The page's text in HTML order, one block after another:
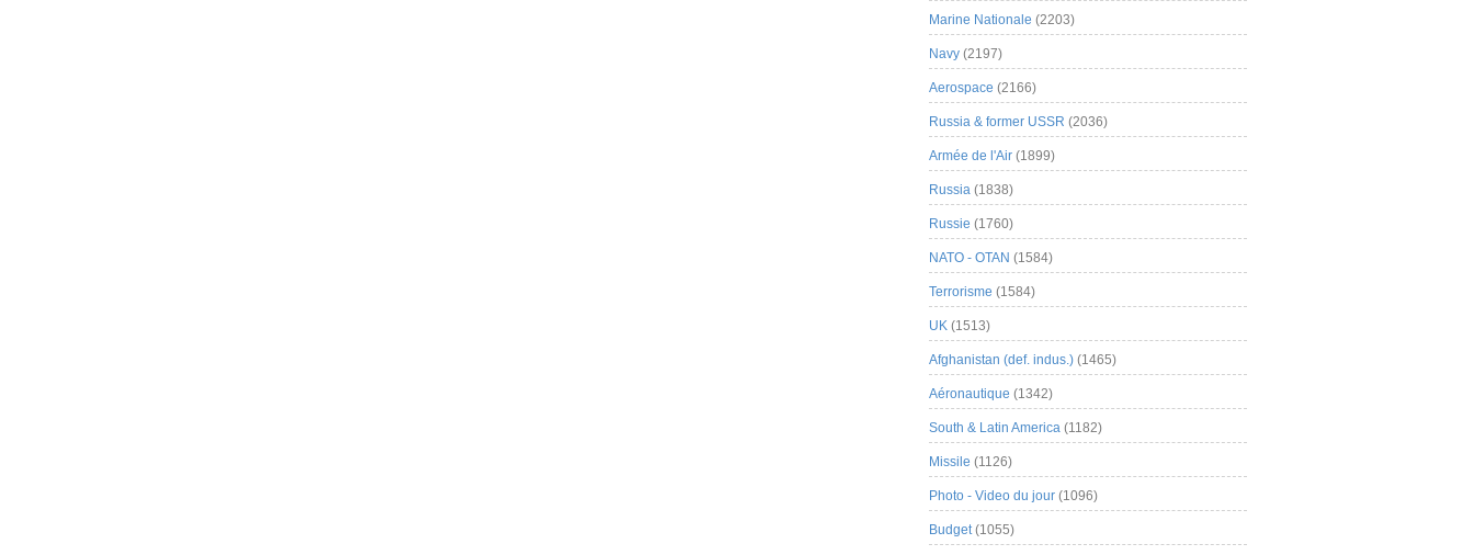
Marine Nationale (2203)
Navy (2197)
Aerospace (2166)
Russia & former USSR (2036)
Armée de l'Air (1899)
Russia (1838)
Russie (1760)
NATO - OTAN (1584)
Terrorisme (1584)
UK (1513)
Afghanistan (def. indus.) (1465)
Aéronautique (1342)
South & Latin America (1182)
Missile (1126)
Photo - Video du jour (1096)
Budget(1055)